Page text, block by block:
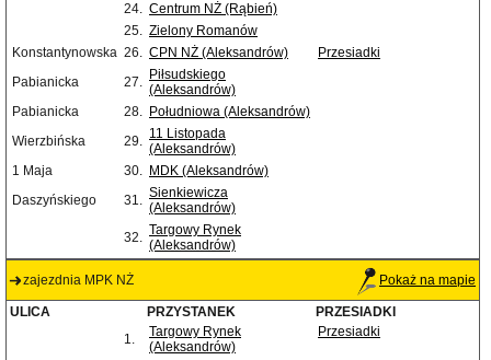
24. Centrum NŻ (Rąbień)
25. Zielony Romanów
Konstantynowska 26. CPN NŻ (Aleksandrów)
Przesiadki
Pabianicka
27. Piłsudskiego
(Aleksandrów)
Pabianicka
28. Południowa (Aleksandrów)
Wierzbińska
29. 11 Listopada
(Aleksandrów)
1 Maja
30. MDK (Aleksandrów)
Daszyńskiego
31. Sienkiewicza
(Aleksandrów)
32. Targowy Rynek
(Aleksandrów)
zajezdnia MPK NŻ Pokaż na mapie
ULICA PRZYSTANEK
PRZESIADKI
1.
Targowy Rynek
(Aleksandrów)
Przesiadki